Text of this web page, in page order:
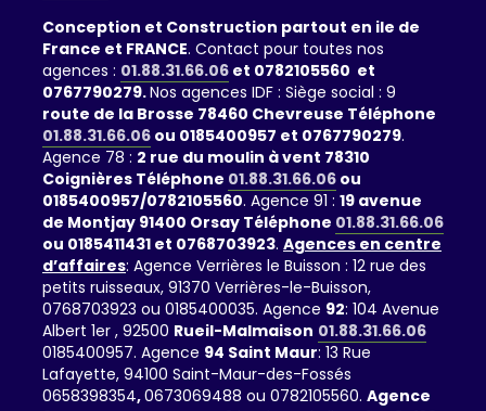
Conception et Construction partout en ile de
France et FRANCE. Contact pour toutes nos
agences : 01.88.31.66.06 et 0782105560 et
0767790279.Nos agences IDF : Siège social : 9
route de la Brosse 78460 Chevreuse Téléphone
01.88.31.66.06 ou 0185400957 et 0767790279.
Agence 78 : 2 rue du moulin à vent 78310
Coignières Téléphone 01.88.31.66.06 ou
0185400957/0782105560. Agence 91 : 19 avenue
de Montjay 91400 Orsay Téléphone 01.88.31.66.06
ou 0185411431 et 0768703923. Agences en centre
d’affaires: Agence Verrières le Buisson : 12 rue des
petits ruisseaux, 91370 Verrières-le-Buisson,
0768703923 ou 0185400035. Agence 92: 104 Avenue
Albert 1er , 92500 Rueil-Malmaison 01.88.31.66.06
0185400957. Agence 94 Saint Maur: 13 Rue
Lafayette, 94100 Saint-Maur-des-Fossés
0658398354,0673069488 ou 0782105560. Agence